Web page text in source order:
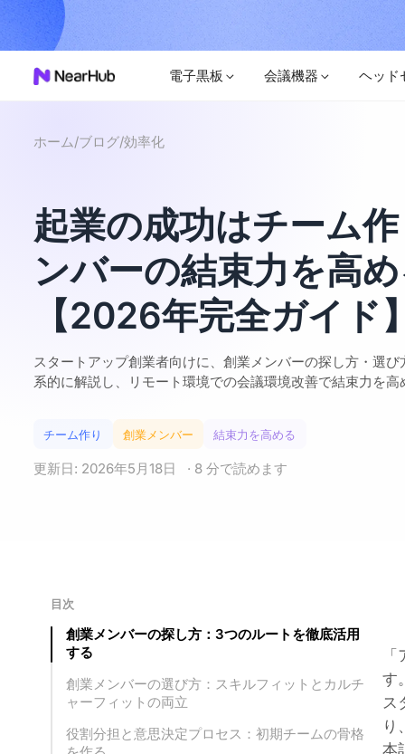
電子黒板 会議機器 ヘッド
ホーム/ブログ/効率化
起業の成功はチーム
ンバーの結束力を高
【2026年完全ガイド
スタートアップ創業者向けに、創業メンバーの探し方・選
系的に解説し、リモート環境での会議環境改善で結束力を
チーム作り 創業メンバー 結束力を高める
更新日: 2026年5月18日 · 8 分で読めます
目次
創業メンバーの探し方：3つのルートを徹底活用
する
創業メンバーの選び方：スキルフィットとカルチ
ャーフィットの両立
役割分担と意思決定プロセス：初期チームの骨格
す
ス
り
本